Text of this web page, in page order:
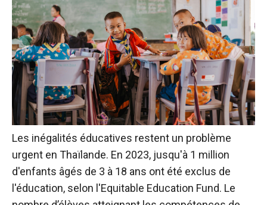
Les inégalités éducatives restent un problème
urgent en Thaïlande. En 2023, jusqu'à 1 million
d'enfants âgés de 3 à 18 ans ont été exclus de
l'éducation, selon l'Equitable Education Fund. Le